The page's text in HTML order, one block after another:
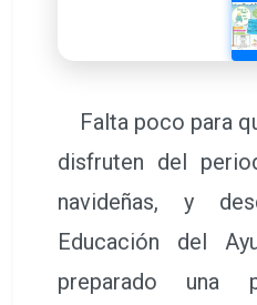
Falta poco para
disfruten del
navideñas, y
Educación del
preparado una